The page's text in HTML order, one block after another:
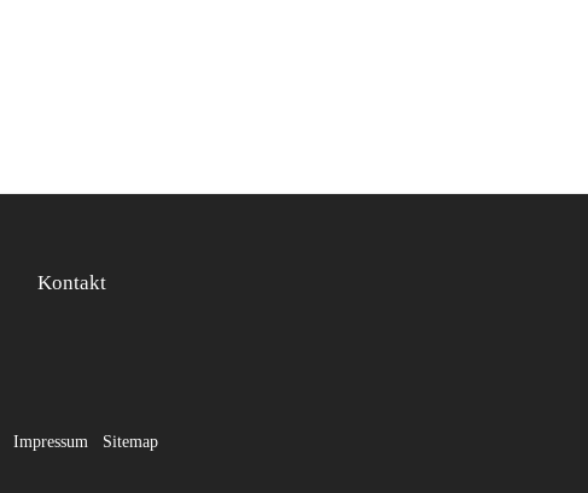
Kontakt
Impressum Sitemap